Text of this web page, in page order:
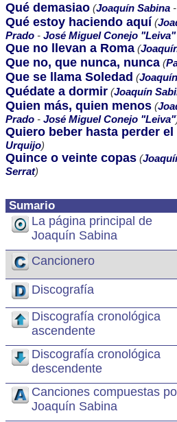
Sumario
La página principal de
Joaquín Sabina
Cancionero
Discografía
Discografía cronológica
ascendente
Discografía cronológica
descendente
Canciones compuestas
Joaquín Sabina
Qué demasiao (Joaquín Sabina -
Qué estoy haciendo aquí (
Prado - José Miguel Conejo "Leiva"
Que no llevan a Roma (
Que no, que nunca, nunca (
Que se llama Soledad (
Quédate a dormir (Joaquín
Quien más, quien menos (
Prado - José Miguel Conejo "Leiva"
Quiero beber hasta perder el
Urquijo)
Quince o veinte copas (
Serrat)